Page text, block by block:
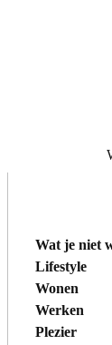
Wat je niet
Lifestyle
Wonen
Werken
Plezier